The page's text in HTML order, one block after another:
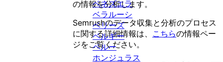
ベネズエラ
ベラルーシ
ベリーズ
ベルギー
ペルー
ホンジュラス
の情報を分析します。
Semrushのデータ収集と分析のプロセス
に関する詳細情報は、 こちらの情報ペー
ジをご覧ください。